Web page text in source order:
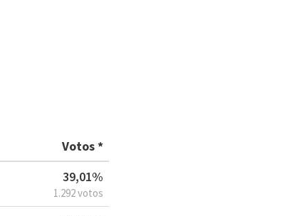
Votos *
39,01%
1.292 votos